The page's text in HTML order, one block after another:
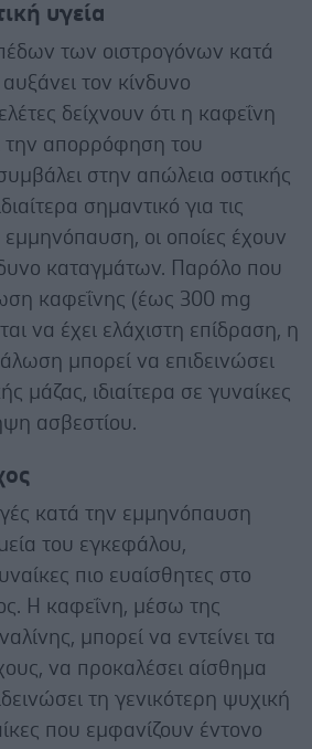
υγεία
των οιστρογόνων κατά
τον κίνδυνο
δείχνουν ότι η καφεΐνη
την απορρόφηση του
στην απώλεια οστικής
σημαντικό για τις
εμμηνόπαυση, οι οποίες έχουν
καταγμάτων. Παρόλο που
καφεΐνης (έως 300 mg
να έχει ελάχιστη επίδραση, η
μπορεί να επιδεινώσει
μάζας, ιδιαίτερα σε γυναίκες
ασβεστίου.
κατά την εμμηνόπαυση
του εγκεφάλου,
πιο ευαίσθητες στο
Η καφεΐνη, μέσω της
μπορεί να εντείνει τα
να προκαλέσει αίσθημα
τη γενικότερη ψυχική
που εμφανίζουν έντονο